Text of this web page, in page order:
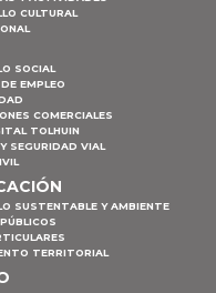
CULTURAL
SOCIAL
EMPLEO
COMERCIALES
TOLHUIN
SEGURIDAD VIAL
SUSTENTABLE Y AMBIENTE
TERRITORIAL